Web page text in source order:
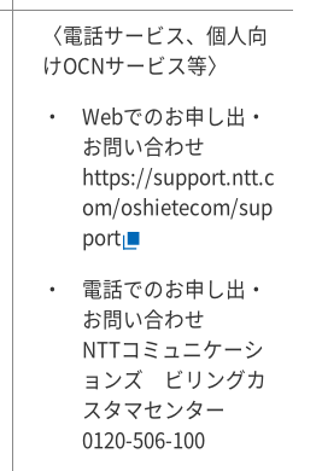
〈電話サービス、個人向
けOCNサービス等〉
Webでのお申し出・
お問い合わせ
https://support.ntt.c
om/oshietecom/sup
port
電話でのお申し出・
お問い合わせ
NTTコミュニケーシ
ョンズ ビリングカ
スタマセンター
0120-506-100